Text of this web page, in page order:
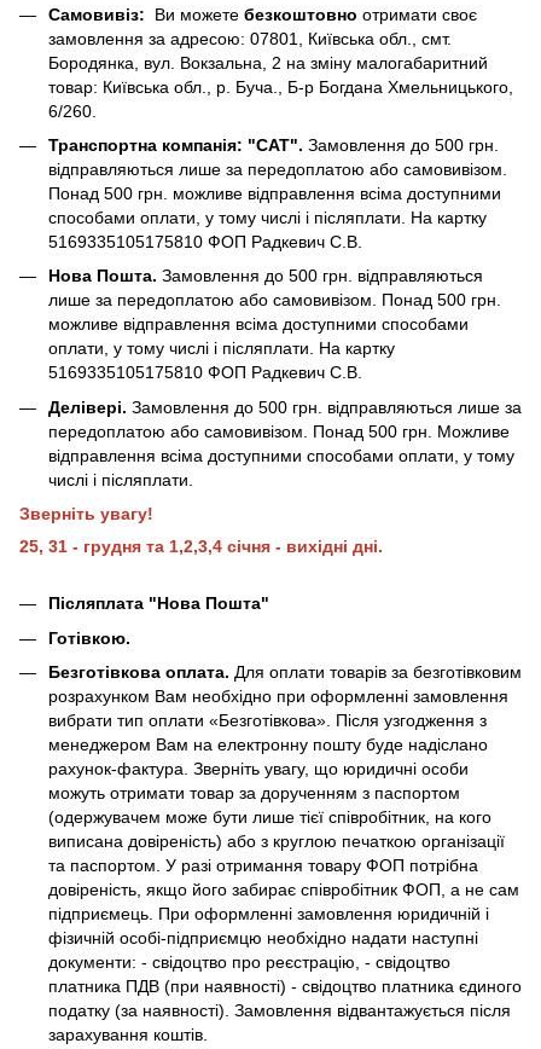
Самовивіз: Ви можете безкоштовно отримати своє
замовлення за адресою: 07801, Київська обл., смт.
Бородянка, вул. Вокзальна, 2 на зміну малогабаритний
товар: Київська обл., р. Буча., Б-р Богдана Хмельницького,
6/260.
Транспортна компанія: "САТ". Замовлення до 500 грн.
відправляються лише за передоплатою або самовивізом.
Понад 500 грн. можливе відправлення всіма доступними
способами оплати, у тому числі і післяплати. На картку
5169335105175810 ФОП Радкевич С.В.
Нова Пошта. Замовлення до 500 грн. відправляються
лише за передоплатою або самовивізом. Понад 500 грн.
можливе відправлення всіма доступними способами
оплати, у тому числі і післяплати. На картку
5169335105175810 ФОП Радкевич С.В.
Делівері. Замовлення до 500 грн. відправляються лише за
передоплатою або самовивізом. Понад 500 грн. Можливе
відправлення всіма доступними способами оплати, у тому
числі і післяплати.
Зверніть увагу!
25, 31 - грудня та 1,2,3,4 січня - вихідні дні.
Післяплата "Нова Пошта"
Готівкою.
Безготівкова оплата. Для оплати товарів за безготівковим
розрахунком Вам необхідно при оформленні замовлення
вибрати тип оплати «Безготівкова». Після узгодження з
менеджером Вам на електронну пошту буде надіслано
рахунок-фактура. Зверніть увагу, що юридичні особи
можуть отримати товар за дорученням з паспортом
(одержувачем може бути лише тієї співробітник, на кого
виписана довіреність) або з круглою печаткою організації
та паспортом. У разі отримання товару ФОП потрібна
довіреність, якщо його забирає співробітник ФОП, а не сам
підприємець. При оформленні замовлення юридичній і
фізичній особі-підприємцю необхідно надати наступні
документи: - свідоцтво про реєстрацію, - свідоцтво
платника ПДВ (при наявності) - свідоцтво платника єдиного
податку (за наявності). Замовлення відвантажується після
зарахування коштів.